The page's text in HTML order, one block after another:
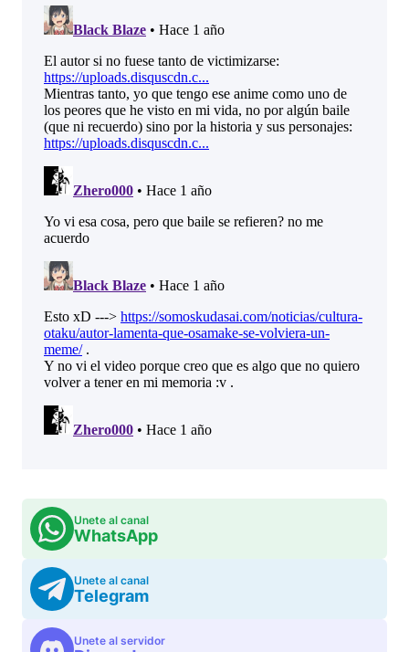
Unete al canal
WhatsApp
Unete al canal
Telegram
Unete al servidor